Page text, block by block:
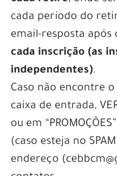
cada período do
email-resposta
cada inscrição (as
independentes).
Caso não encontre
caixa de entrada,
ou em
(caso esteja no
endereço